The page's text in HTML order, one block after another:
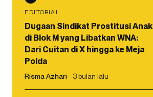
EDITORIAL
Dugaan Sindikat Prostitusi Anak
di Blok M yang Libatkan WNA:
Dari Cuitan di X hingga ke Meja
Polda
Risma Azhari 3 bulan lalu